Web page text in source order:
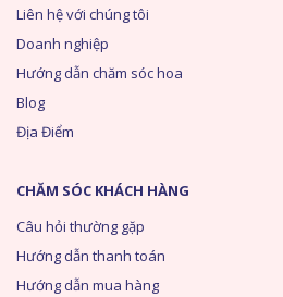
Liên hệ với chúng tôi
Doanh nghiệp
Hướng dẫn chăm sóc hoa
Blog
Địa Điểm
CHĂM SÓC KHÁCH HÀNG
Câu hỏi thường gặp
Hướng dẫn thanh toán
Hướng dẫn mua hàng